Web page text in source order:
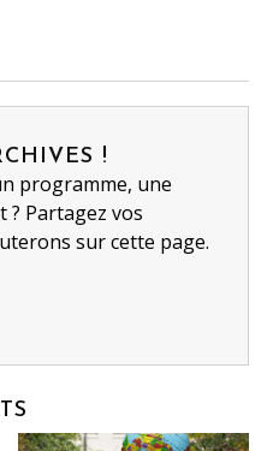
!
programme, une
? Partagez vos
sur cette page.